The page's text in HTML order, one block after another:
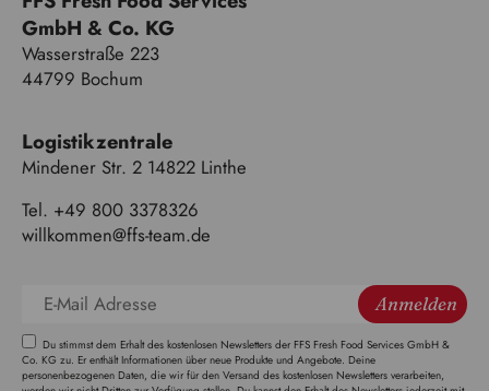
GmbH & Co. KG
Wasserstraße 223
44799 Bochum
Logistikzentrale
Mindener Str. 2 14822 Linthe
Tel. +49 800 3378326
willkommen@ffs-team.de
Anmelden
Du stimmst dem Erhalt des kostenlosen Newsletters der FFS Fresh Food Services GmbH &
Co. KG zu. Er enthält Informationen über neue Produkte und Angebote. Deine
personenbezogenen Daten, die wir für den Versand des kostenlosen Newsletters verarbeiten,